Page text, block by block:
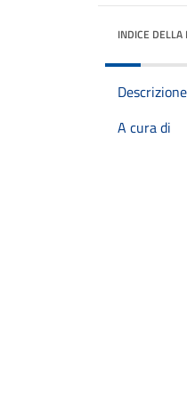
INDICE DELLA
Descrizione
A cura di